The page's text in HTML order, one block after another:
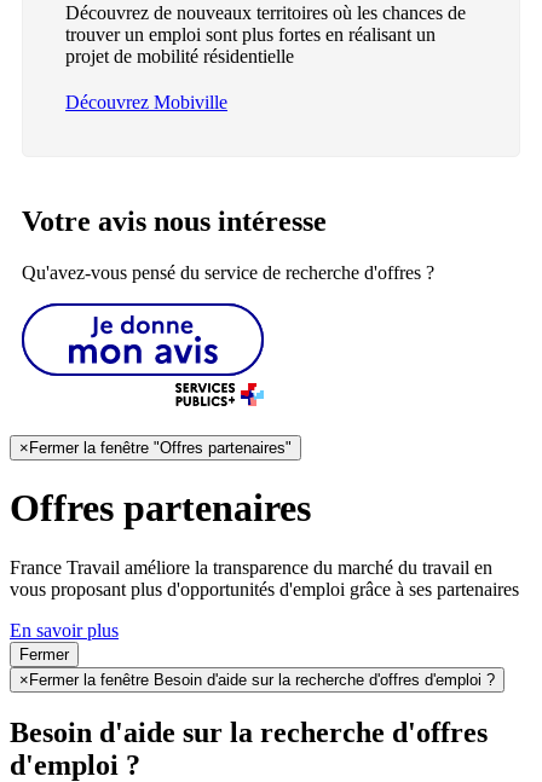
Découvrez de nouveaux territoires où les chances de
trouver un emploi sont plus fortes en réalisant un
projet de mobilité résidentielle
Découvrez Mobiville
Votre avis nous intéresse
Qu'avez-vous pensé du service de recherche d'offres ?
× Fermer la fenêtre "Offres partenaires"
Offres partenaires
France Travail améliore la transparence du marché du travail en
vous proposant plus d'opportunités d'emploi grâce à ses partenaires
En savoir plus
Fermer
×Fermer la fenêtre Besoin d'aide sur la recherche d'offres d'emploi ?
Besoin d'aide sur la recherche d'offres
d'emploi ?